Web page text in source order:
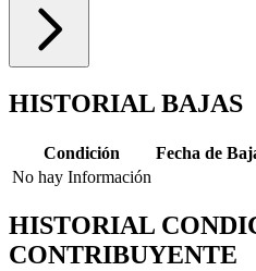
HISTORIAL BAJAS
Condición
Fecha de
No hay Información
HISTORIAL
CONTRIBUYENTE